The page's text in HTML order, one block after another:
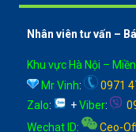
Nhân viên tư vấn –
Khu vực Hà Nội –
Mr Vinh:
0971
Zalo: +Viber:
Wechat ID: Ceo-